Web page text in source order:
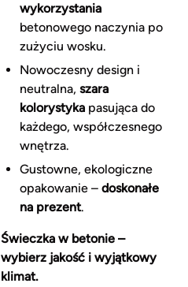
wykorzystania
betonowego naczynia po
zużyciu wosku.
Nowoczesny design i
neutralna, szara
kolorystykapasująca do
każdego, współczesnego
wnętrza.
Gustowne, ekologiczne
opakowanie – doskonałe
na prezent.
Świeczka w betonie –
wybierz jakość i wyjątkowy
klimat.